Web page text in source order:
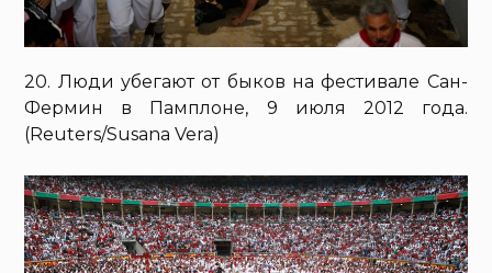
20. Люди убегают от быков на фестивале Сан-
Фермин в Памплоне, 9 июля 2012 года.
(Reuters/Susana Vera)